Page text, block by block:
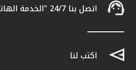
اتصل بنا 24/7 "الخدمة الهاتفية" 1803333
اكتب لنا